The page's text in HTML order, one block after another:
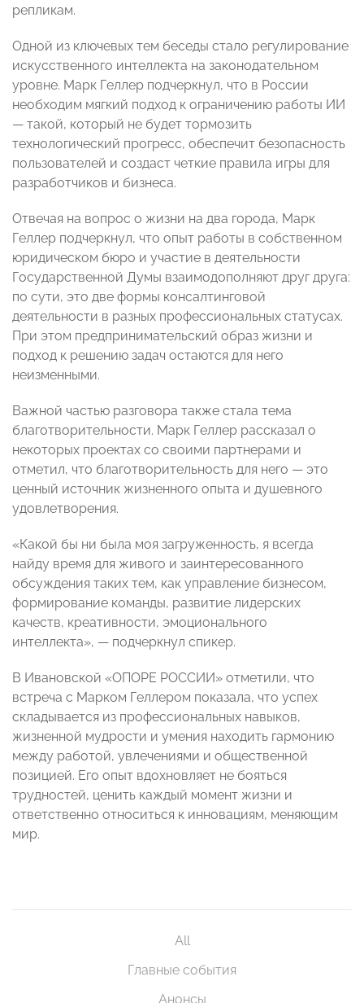
репликам.
Одной из ключевых тем беседы стало регулирование
искусственного интеллекта на законодательном
уровне. Марк Геллер подчеркнул, что в России
необходим мягкий подход к ограничению работы ИИ
— такой, который не будет тормозить
технологический прогресс, обеспечит безопасность
пользователей и создаст четкие правила игры для
разработчиков и бизнеса.
Отвечая на вопрос о жизни на два города, Марк
Геллер подчеркнул, что опыт работы в собственном
юридическом бюро и участие в деятельности
Государственной Думы взаимодополняют друг друга:
по сути, это две формы консалтинговой
деятельности в разных профессиональных статусах.
При этом предпринимательский образ жизни и
подход к решению задач остаются для него
неизменными.
Важной частью разговора также стала тема
благотворительности. Марк Геллер рассказал о
некоторых проектах со своими партнерами и
отметил, что благотворительность для него — это
ценный источник жизненного опыта и душевного
удовлетворения.
«Какой бы ни была моя загруженность, я всегда
найду время для живого и заинтересованного
обсуждения таких тем, как управление бизнесом,
формирование команды, развитие лидерских
качеств, креативности, эмоционального
интеллекта», — подчеркнул спикер.
В Ивановской «ОПОРЕ РОССИИ» отметили, что
встреча с Марком Геллером показала, что успех
складывается из профессиональных навыков,
жизненной мудрости и умения находить гармонию
между работой, увлечениями и общественной
позицией. Его опыт вдохновляет не бояться
трудностей, ценить каждый момент жизни и
ответственно относиться к инновациям, меняющим
мир.
All
Главные события
Анонсы